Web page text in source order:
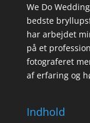
We Do
bedste
har arbejdet
på et
fotograferet
af erfaring og
Indhold